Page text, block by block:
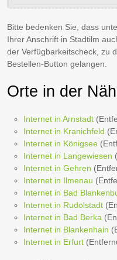
Bitte bedenken Sie, dass
Ihrer Anschrift in Stadtilm
der Verfügbarkeitscheck, zu
Bestellen-Button gelangen.
Orte in der
Internet in Arnstadt
Internet in Kranichfeld
Internet in Königsee
Internet in Langewiesen
Internet in Gehren
Internet in Ilmenau
Internet in Bad
Internet in Rudolstadt
Internet in Bad Berka
Internet in Blankenhain
Internet in Erfurt